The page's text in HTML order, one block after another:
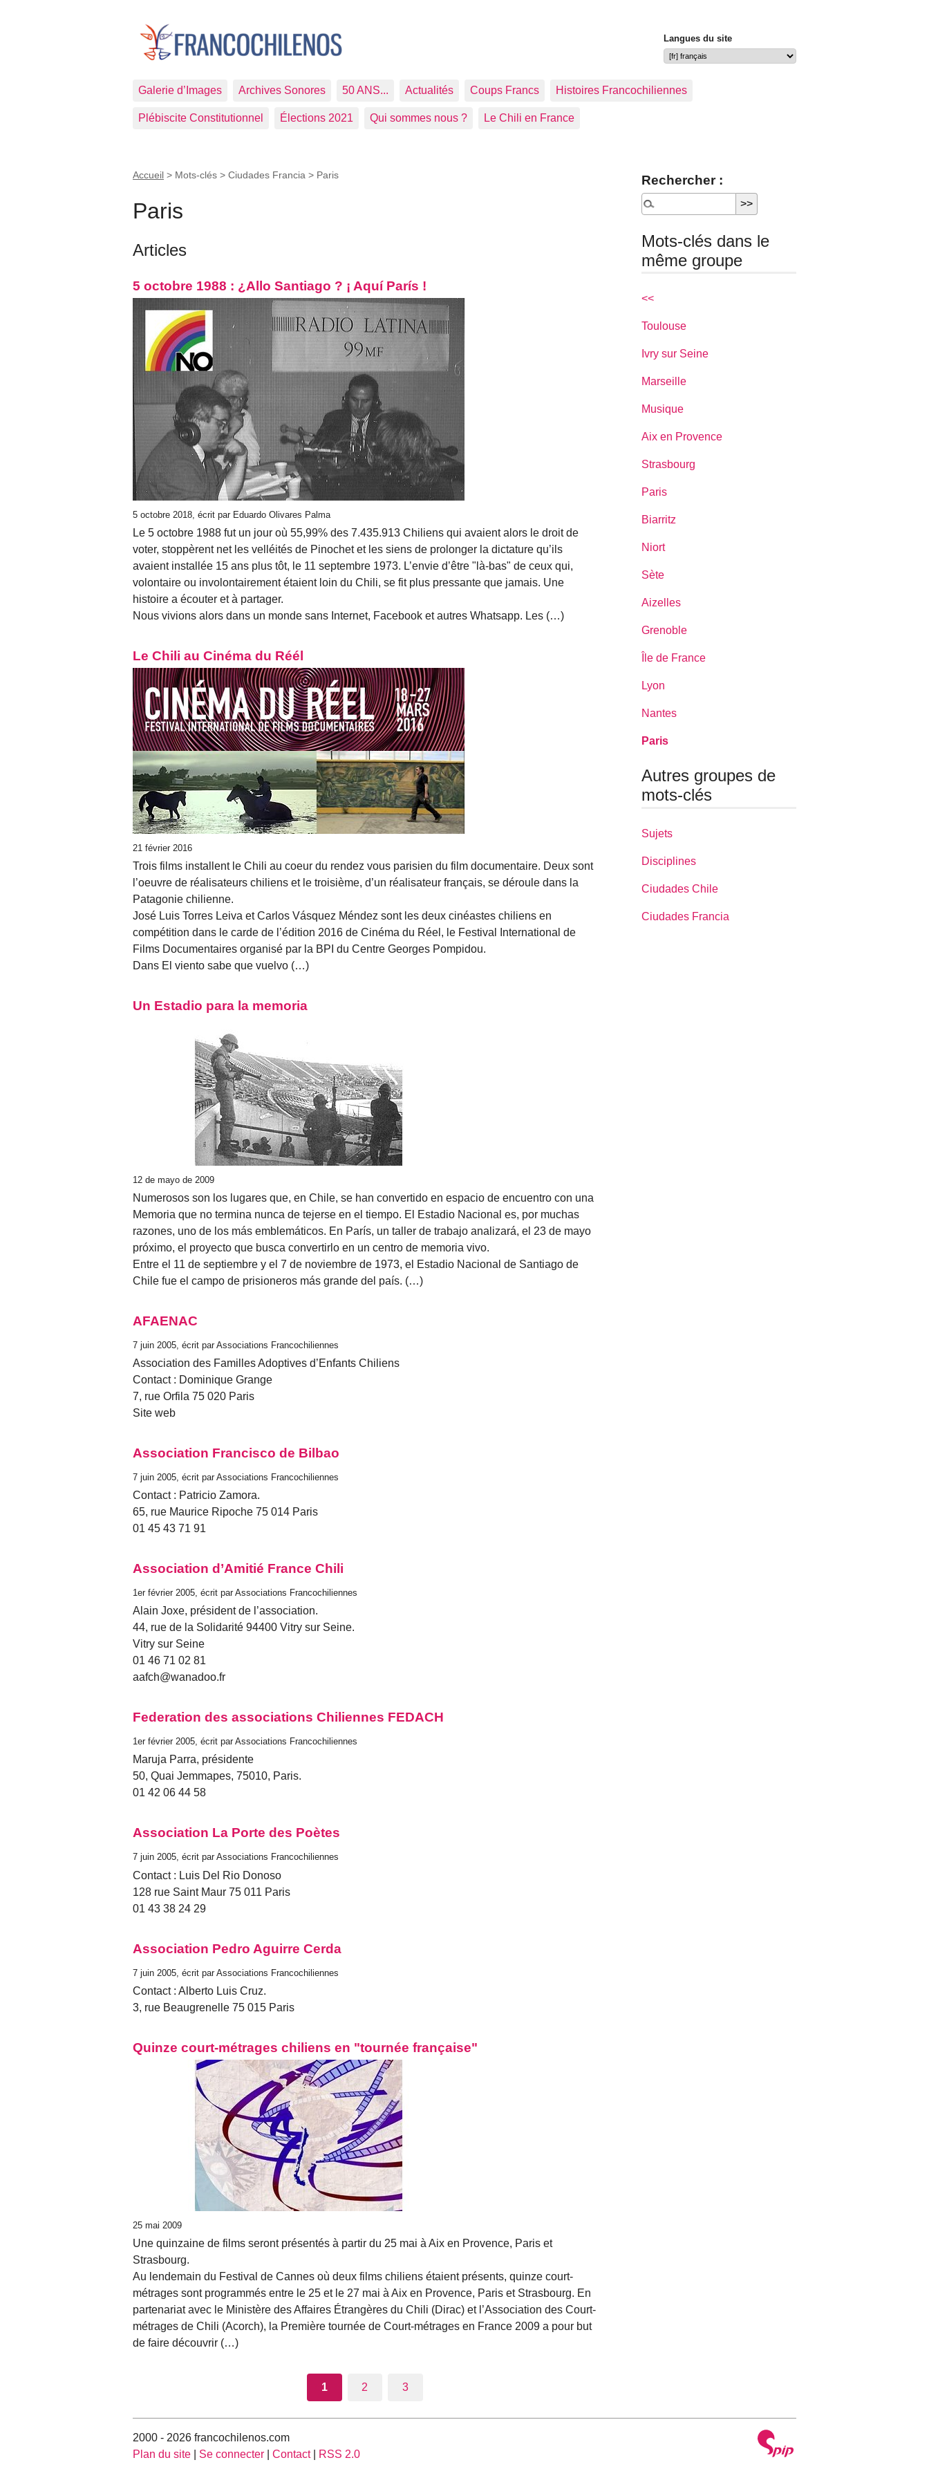
Langues du site
Galerie d’Images Archives Sonores 50 ANS... Actualités Coups Francs Histoires Francochiliennes
Plébiscite Constitutionnel Élections 2021 Qui sommes nous ? Le Chili en France
Accueil > Mots-clés > Ciudades Francia > Paris
Paris
Articles
5 octobre 1988 : ¿Allo Santiago ? ¡ Aquí París !
5 octobre 2018, écrit par Eduardo Olivares Palma
Le 5 octobre 1988 fut un jour où 55,99% des 7.435.913 Chiliens qui avaient alors le droit de
voter, stoppèrent net les velléités de Pinochet et les siens de prolonger la dictature qu’ils
avaient installée 15 ans plus tôt, le 11 septembre 1973. L’envie d’être "là-bas" de ceux qui,
volontaire ou involontairement étaient loin du Chili, se fit plus pressante que jamais. Une
histoire a écouter et à partager.
Nous vivions alors dans un monde sans Internet, Facebook et autres Whatsapp. Les (…)
Le Chili au Cinéma du Réél
21 février 2016
Trois films installent le Chili au coeur du rendez vous parisien du film documentaire. Deux sont
l’oeuvre de réalisateurs chiliens et le troisième, d’un réalisateur français, se déroule dans la
Patagonie chilienne.
José Luis Torres Leiva et Carlos Vásquez Méndez sont les deux cinéastes chiliens en
compétition dans le carde de l’édition 2016 de Cinéma du Réel, le Festival International de
Films Documentaires organisé par la BPI du Centre Georges Pompidou.
Dans El viento sabe que vuelvo (…)
Un Estadio para la memoria
12 de mayo de 2009
Numerosos son los lugares que, en Chile, se han convertido en espacio de encuentro con una
Memoria que no termina nunca de tejerse en el tiempo. El Estadio Nacional es, por muchas
razones, uno de los más emblemáticos. En París, un taller de trabajo analizará, el 23 de mayo
próximo, el proyecto que busca convertirlo en un centro de memoria vivo.
Entre el 11 de septiembre y el 7 de noviembre de 1973, el Estadio Nacional de Santiago de
Chile fue el campo de prisioneros más grande del país. (…)
AFAENAC
7 juin 2005, écrit par Associations Francochiliennes
Association des Familles Adoptives d’Enfants Chiliens
Contact : Dominique Grange
7, rue Orfila 75 020 Paris
Site web
Association Francisco de Bilbao
7 juin 2005, écrit par Associations Francochiliennes
Contact : Patricio Zamora.
65, rue Maurice Ripoche 75 014 Paris
01 45 43 71 91
Association d’Amitié France Chili
1er février 2005, écrit par Associations Francochiliennes
Alain Joxe, président de l’association.
44, rue de la Solidarité 94400 Vitry sur Seine.
Vitry sur Seine
01 46 71 02 81
aafch@wanadoo.fr
Federation des associations Chiliennes FEDACH
1er février 2005, écrit par Associations Francochiliennes
Maruja Parra, présidente
50, Quai Jemmapes, 75010, Paris.
01 42 06 44 58
Association La Porte des Poètes
7 juin 2005, écrit par Associations Francochiliennes
Contact : Luis Del Rio Donoso
128 rue Saint Maur 75 011 Paris
01 43 38 24 29
Association Pedro Aguirre Cerda
7 juin 2005, écrit par Associations Francochiliennes
Contact : Alberto Luis Cruz.
3, rue Beaugrenelle 75 015 Paris
Quinze court-métrages chiliens en "tournée française"
25 mai 2009
Une quinzaine de films seront présentés à partir du 25 mai à Aix en Provence, Paris et
Strasbourg.
Au lendemain du Festival de Cannes où deux films chiliens étaient présents, quinze court-
métrages sont programmés entre le 25 et le 27 mai à Aix en Provence, Paris et Strasbourg. En
partenariat avec le Ministère des Affaires Étrangères du Chili (Dirac) et l’Association des Court-
métrages de Chili (Acorch), la Première tournée de Court-métrages en France 2009 a pour but
de faire découvrir (…)
1 2 3
Rechercher :
Mots-clés dans le
même groupe
<<
Toulouse
Ivry sur Seine
Marseille
Musique
Aix en Provence
Strasbourg
Paris
Biarritz
Niort
Sète
Aizelles
Grenoble
Île de France
Lyon
Nantes
Paris
Autres groupes de
mots-clés
Sujets
Disciplines
Ciudades Chile
Ciudades Francia
2000 - 2026 francochilenos.com
Plan du site
Se connecter Contact| RSS 2.0